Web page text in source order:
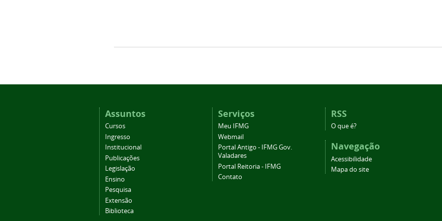
Assuntos
Cursos
Ingresso
Institucional
Publicações
Legislação
Ensino
Pesquisa
Extensão
Biblioteca
Serviços
Meu IFMG
Webmail
Portal Antigo - IFMG Gov.
Valadares
Portal Reitoria - IFMG
Contato
RSS
O que é?
Navegação
Acessibilidade
Mapa do site